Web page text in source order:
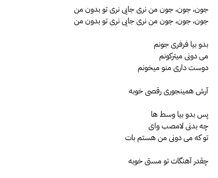
جون، جون، جون من نری جایی نری تو بدون من
جون، جون، جون من نری جایی نری تو بدون من
بدو بیا فرفری جونم
می دونی میترکونم
دوست داری منو میخونم
آرش همینجوری رقصی خوبه
پس بدو بیا وسط ها
چه بدنی لامصب وای
تو که می دونی من هستم بات
چقدر آهنگات تو مستی خوبه